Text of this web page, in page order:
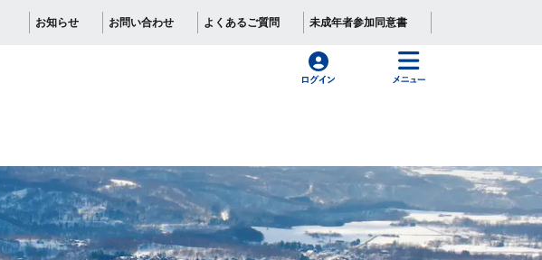
お知らせ お問い合わせ よくあるご質問 未成年者参加同意書